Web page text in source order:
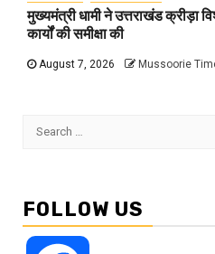
मुख्यमंत्री धामी ने उत्तराखंड क्रीड़ा
कार्यों की समीक्षा की
August 7, 2026 Mussoorie
Search
FOLLOW US